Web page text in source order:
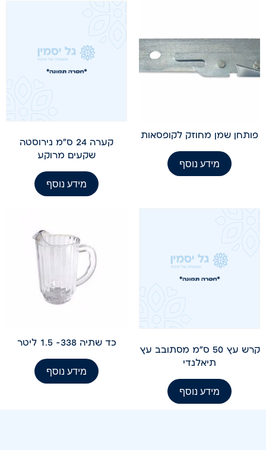
פותחן שמן מחוזק לקופסאות
מידע נוסף
קערה 24 ס"מ נירוסטה
שקעים מרוקע
מידע נוסף
קרש עץ 50 ס"מ מסתובב עץ
תיאלנדי
מידע נוסף
כד שתיה 338- 1.5 ליטר
מידע נוסף